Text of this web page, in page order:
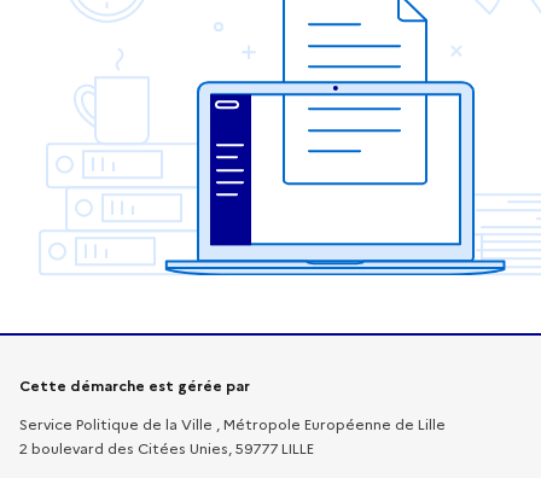
Informations sur la démarche
Cette démarche est gérée par
Service Politique de la Ville , Métropole Européenne de Lille
2 boulevard des Citées Unies, 59777 LILLE